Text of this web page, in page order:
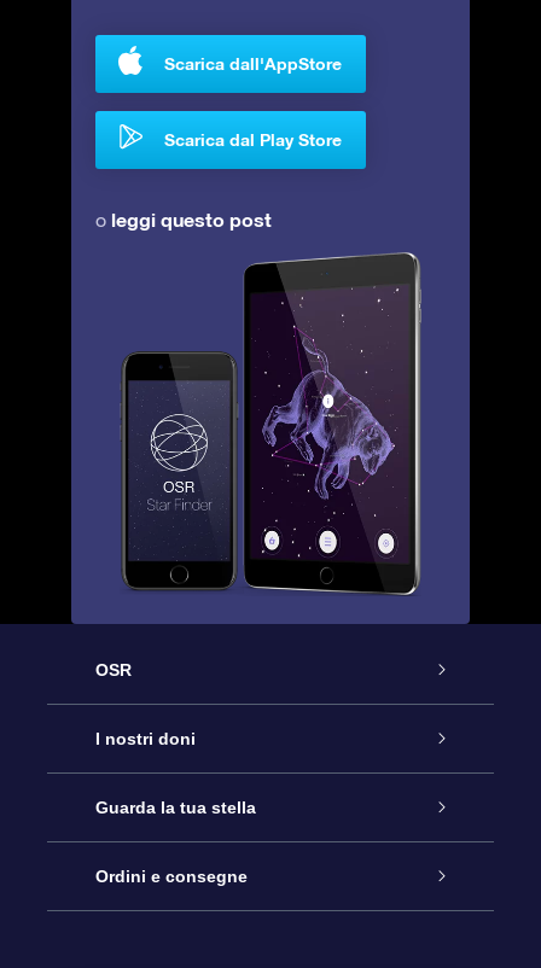
Scarica dall'AppStore
Scarica dal Play Store
o leggi questo post
OSR
Assistenza
Contattaci
Blog
I nostri doni
Online Star Gift
Pacchetto regalo OSR
Guarda la tua stella
Registro stellare
Ordini e consegne